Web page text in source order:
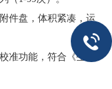
件盘，体积紧凑，运
准功能，符合《生活